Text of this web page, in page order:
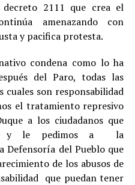
2111 que crea el
amenazando con
y pacifica protesta.
condena como lo ha
del Paro, todas las
cuales son responsabilidad
el tratamiento represivo
a los ciudadanos que
y le pedimos a la
Defensoría del Pueblo que
de los abusos de
que puedan tener